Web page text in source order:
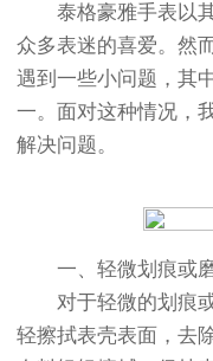
泰格豪雅手表以其
众多表迷的喜爱。然
遇到一些小问题，其
一。面对这种情况，
解决问题。
一、轻微划痕或
对于轻微的划痕或
轻擦拭表壳表面，去